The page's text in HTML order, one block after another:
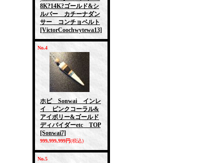
8K?14K?ゴールド&シ
ルバー カチーナダン
サー コンチョベルト
[VictorCoochwytewa13]
No.4
ホピ Sonwai インレ
イ ピンクコーラル&
アイボリー&ゴールド
ディバイダーetc TOP
[Sonwai7]
999,999,999円(税込)
No.5